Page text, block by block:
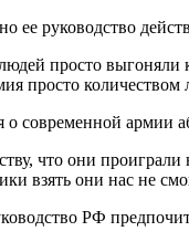
руководство
просто
просто количеством
современной армии
что они
взять они нас не
РФ